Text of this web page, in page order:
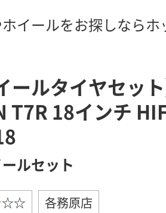
イールをお探しなら
ールタイヤセッ
T7R 18インチ
ルセット
☆☆ 各務原店